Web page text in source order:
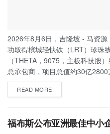
2026年8月6日，吉隆坡 - 马资
功取得槟城轻快铁（LRT）珍珠
（THETA，9075，主板科技股
总承包商，项目总值约30亿2800
READ MORE
福布斯公布亚洲最佳中小